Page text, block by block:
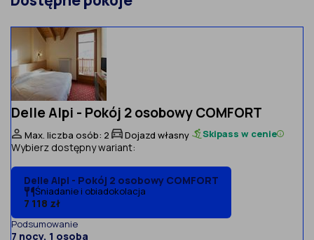
Delle Alpi - Pokój 2 osobowy COMFORT
Max. liczba osób: 2 Dojazd własny Skipass w cenie
Wybierz dostępny wariant:
Delle Alpi - Pokój 2 osobowy COMFORT
Śniadanie i obiadokolacja
7 118 zł
Podsumowanie
7 nocy, 1 osoba